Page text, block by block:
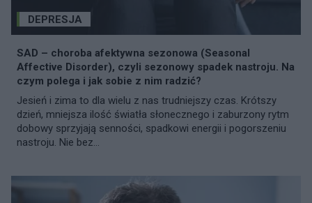
DEPRESJA
SAD – choroba afektywna sezonowa (Seasonal
Affective Disorder), czyli sezonowy spadek nastroju. Na
czym polega i jak sobie z nim radzić?
Jesień i zima to dla wielu z nas trudniejszy czas. Krótszy
dzień, mniejsza ilość światła słonecznego i zaburzony rytm
dobowy sprzyjają senności, spadkowi energii i pogorszeniu
nastroju. Nie bez...